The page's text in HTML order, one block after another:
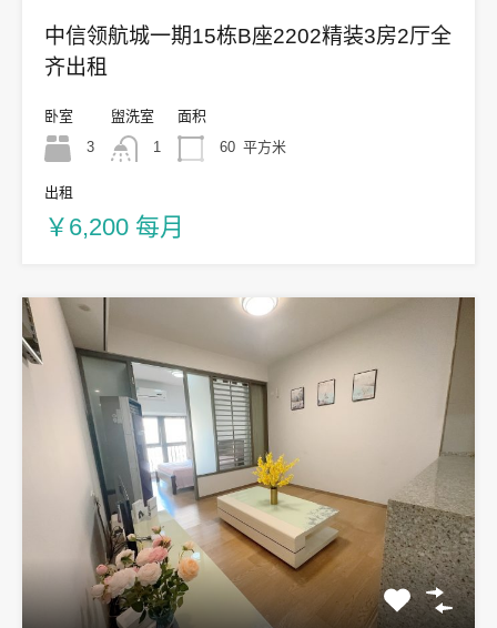
中信领航城一期15栋B座2202精装3房2厅全
齐出租
卧室
3
盥洗室
1
面积
60 平方米
出租
￥6,200 每月